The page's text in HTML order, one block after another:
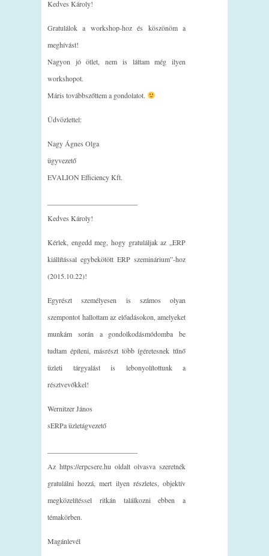
Kedves Károly!
Gratulálok a workshop-hoz és köszönöm a
meghívást!
Nagyon jó ötlet, nem is láttam még ilyen
workshopot.
Máris továbbszőttem a gondolatot.
Üdvözlettel:
Nagy Ágnes Olga
ügyvezető
EVALION Efficiency Kft.
Kedves Károly!
Kérlek, engedd meg, hogy gratuláljak az „ERP
kiállítással egybekötött ERP szeminárium”-hoz
(2015.10.22)!
Egyrészt személyesen is számos olyan
szempontot hallottam az előadásokon, amelyeket
munkám során a gondolkodásmódomba be
tudtam építeni, másrészt több ígéretesnek tűnő
üzleti tárgyalást is lebonyolítottunk a
résztvevőkkel!
Wernitzer János
sERPa üzletágvezető
Az https://erpcsere.hu oldalt olvasva szeretnék
gratulálni hozzá, mert ilyen részletes, objektív
megközelítéssel ritkán találkozni ebben a
témakörben.
Magánlevél